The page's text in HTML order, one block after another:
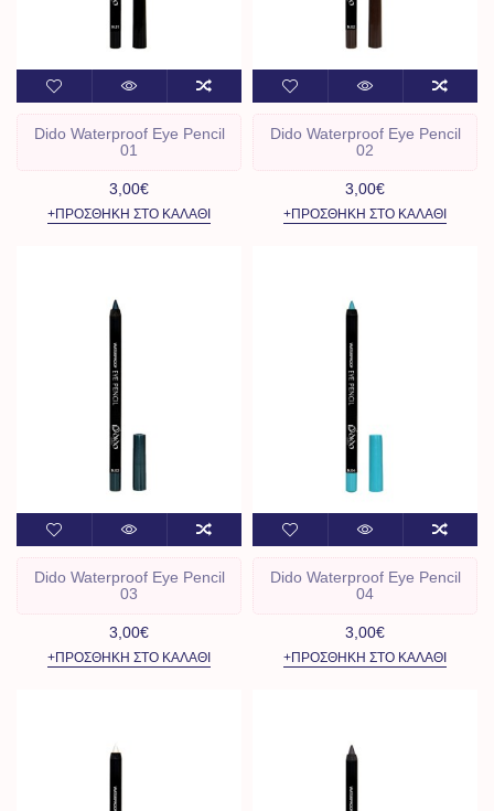
Dido Waterproof Eye Pencil
01
3,00€
+ΠΡΟΣΘΉΚΗ ΣΤΟ ΚΑΛΆΘΙ
Dido Waterproof Eye Pencil
02
3,00€
+ΠΡΟΣΘΉΚΗ ΣΤΟ ΚΑΛΆΘΙ
Dido Waterproof Eye Pencil
03
3,00€
+ΠΡΟΣΘΉΚΗ ΣΤΟ ΚΑΛΆΘΙ
Dido Waterproof Eye Pencil
04
3,00€
+ΠΡΟΣΘΉΚΗ ΣΤΟ ΚΑΛΆΘΙ